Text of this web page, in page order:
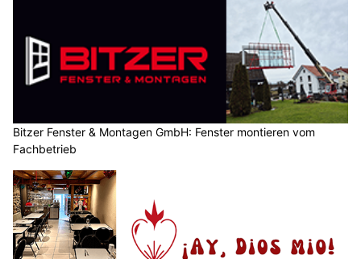
Bitzer Fenster & Montagen GmbH: Fenster montieren vom
Fachbetrieb